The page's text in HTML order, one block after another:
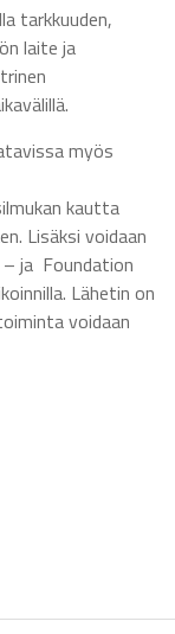
tarkkuuden,
laite ja
myös
kautta
Lisäksi voidaan
ja Foundation
Lähetin on
voidaan